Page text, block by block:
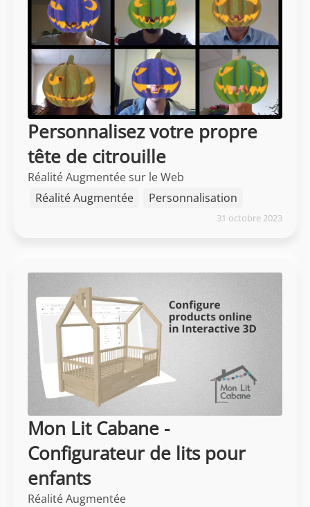
Personnalisez votre propre
tête de citrouille
Réalité Augmentée sur le Web
Réalité Augmentée
Personnalisation
31 octobre 2023
Mon Lit Cabane -
Configurateur de lits pour
enfants
Réalité Augmentée